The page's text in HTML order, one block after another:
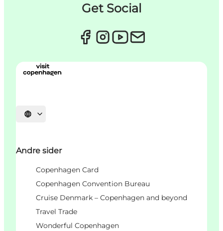
Get Social
Select language
Andre sider
Copenhagen Card
Copenhagen Convention Bureau
Cruise Denmark – Copenhagen and beyond
Travel Trade
Wonderful Copenhagen